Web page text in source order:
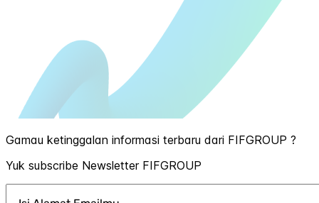
Gamau ketinggalan informasi terbaru dari FIFGROUP ?
Yuk subscribe Newsletter FIFGROUP